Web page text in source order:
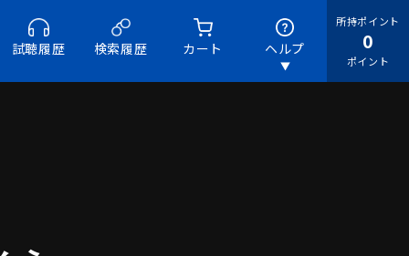
所持ポイント
0
ポイント
試聴履歴 検索履歴 カート ヘルプ